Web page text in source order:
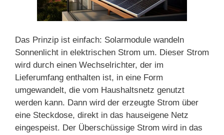
Das Prinzip ist einfach: Solarmodule wandeln
Sonnenlicht in elektrischen Strom um. Dieser Strom
wird durch einen Wechselrichter, der im
Lieferumfang enthalten ist, in eine Form
umgewandelt, die vom Haushaltsnetz genutzt
werden kann. Dann wird der erzeugte Strom über
eine Steckdose, direkt in das hauseigene Netz
eingespeist. Der Überschüssige Strom wird in das